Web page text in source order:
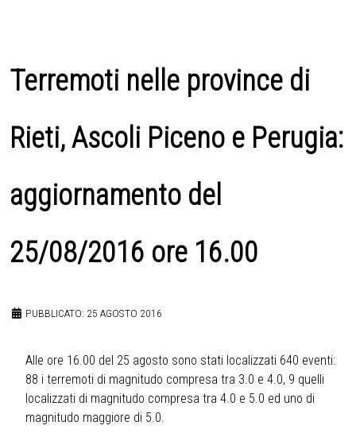
Terremoti nelle province di
Rieti, Ascoli Piceno e Perugia:
aggiornamento del
25/08/2016 ore 16.00
PUBBLICATO: 25 AGOSTO 2016
Alle ore 16.00 del 25 agosto sono stati localizzati 640 eventi:
88 i terremoti di magnitudo compresa tra 3.0 e 4.0, 9 quelli
localizzati di magnitudo compresa tra 4.0 e 5.0 ed uno di
magnitudo maggiore di 5.0.